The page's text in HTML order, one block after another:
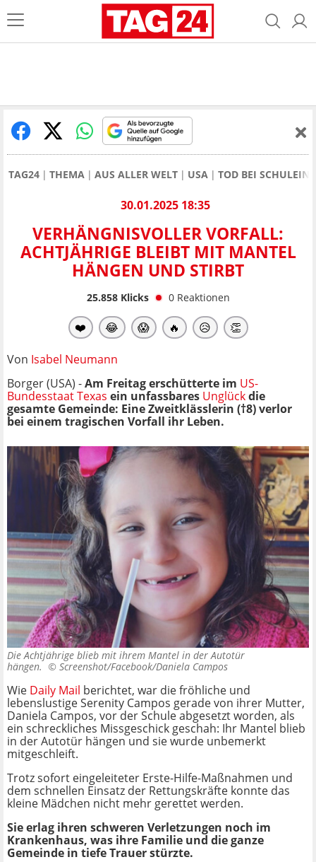
TAG24 THEMA AUS ALLER WELT USA TOD BEI
30.01.2025 18:35
VERHÄNGNISVOLLER VORFALL:
ACHTJÄHRIGE BLEIBT MIT MANTEL
HÄNGEN UND STIRBT
25.858Klicks 0 Reaktionen
❤️ 😂 😱 🔥 😥 👏
Von Isabel Neumann
Borger (USA) -Am Freitag erschütterte im US-
Bundesstaat Texas ein unfassbares Unglückdie
gesamte Gemeinde: Eine Zweitklässlerin (†8) verlor
bei einem tragischen Vorfall ihr Leben.
Die Achtjährige blieb mit ihrem Mantel in der Autotür
hängen. © Screenshot/Facebook/Daniela Campos
Wie Daily Mail berichtet, war die fröhliche und
lebenslustige Serenity Campos gerade von ihrer Mutter,
Daniela Campos, vor der Schule abgesetzt worden, als
ein schreckliches Missgeschick geschah: Ihr Mantel blieb
in der Autotür hängen und sie wurde unbemerkt
mitgeschleift.
Trotz sofort eingeleiteter Erste-Hilfe-Maßnahmen und
dem schnellen Einsatz der Rettungskräfte konnte das
kleine Mädchen nicht mehr gerettet werden.
Sie erlag ihren schweren Verletzungen noch im
Krankenhaus, was ihre Familie und die ganze
Gemeinde in tiefe Trauer stürzte.